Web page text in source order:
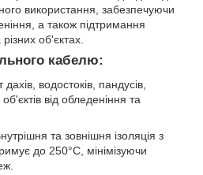
використання, забезпечуючи
а також підтримання
об'єктах.
кабелю:
дахів, водостоків, пандусів,
від обледеніння та
та зовнішня ізоляція з
до 250°C, мінімізуючи